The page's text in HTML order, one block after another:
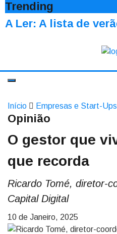
Trending
A Ler: A lista de
Início Empresas e Start-Ups
Opinião
O gestor que
que recorda
Ricardo Tomé, diretor-
Capital Digital
10 de Janeiro, 2025